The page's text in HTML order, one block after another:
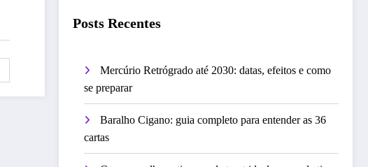
Posts Recentes
Mercúrio Retrógrado até 2030: datas, efeitos e como
se preparar
Baralho Cigano: guia completo para entender as 36
cartas